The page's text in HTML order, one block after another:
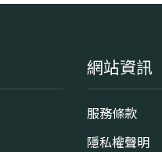
網站資訊
服務條款
隱私權聲明